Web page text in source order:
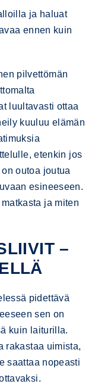
ja haluat
ennen kuin
pilvettömän
luultavasti ottaa
kuuluu elämän
etenkin jos
outoa joutua
esineeseen.
ja miten
–
pidettävä
sen on
kuin laiturilla.
rakastaa uimista,
saattaa nopeasti